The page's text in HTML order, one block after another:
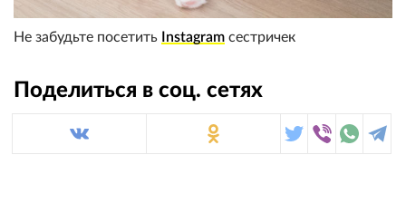
Не забудьте посетить Instagram сестричек
Поделиться в соц. сетях